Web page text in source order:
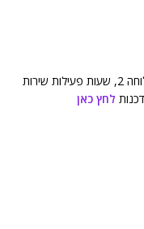
מספר טלפון שירות לקוחות: 09-8631188 שלוחה 2, שעות פעילות שירות
לחץ כאן